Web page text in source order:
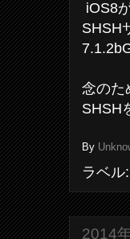
iOS8
SHSH
念のた
SHSH
By
ラベル:
2014